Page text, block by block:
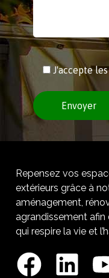
J'accepte
Repensez vos
extérieurs grâce à
aménagement,
agrandissement afin
qui respire la vie et